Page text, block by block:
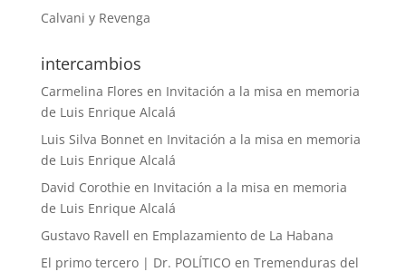
Calvani y Revenga
intercambios
Carmelina Flores en Invitación a la misa en memoria
de Luis Enrique Alcalá
Luis Silva Bonneten Invitación a la misa en memoria
de Luis Enrique Alcalá
David Corothie en Invitación a la misa en memoria
de Luis Enrique Alcalá
Gustavo Ravell en Emplazamiento de La Habana
El primo tercero | Dr. POLÍTICO en Tremenduras del